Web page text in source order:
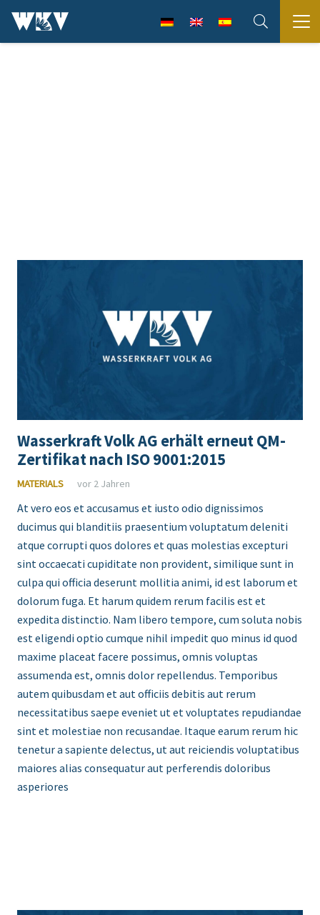
Wasserkraft Volk AG erhält erneut QM-
Zertifikat nach ISO 9001:2015
MATERIALS vor 2 Jahren
At vero eos et accusamus et iusto odio dignissimos
ducimus qui blanditiis praesentium voluptatum deleniti
atque corrupti quos dolores et quas molestias excepturi
sint occaecati cupiditate non provident, similique sunt in
culpa qui officia deserunt mollitia animi, id est laborum et
dolorum fuga. Et harum quidem rerum facilis est et
expedita distinctio. Nam libero tempore, cum soluta nobis
est eligendi optio cumque nihil impedit quo minus id quod
maxime placeat facere possimus, omnis voluptas
assumenda est, omnis dolor repellendus. Temporibus
autem quibusdam et aut officiis debitis aut rerum
necessitatibus saepe eveniet ut et voluptates repudiandae
sint et molestiae non recusandae. Itaque earum rerum hic
tenetur a sapiente delectus, ut aut reiciendis voluptatibus
maiores alias consequatur aut perferendis doloribus
asperiores